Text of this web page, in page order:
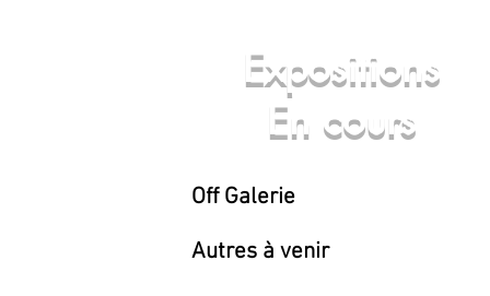
Expositions
En cours
Off Galerie
Autres à venir